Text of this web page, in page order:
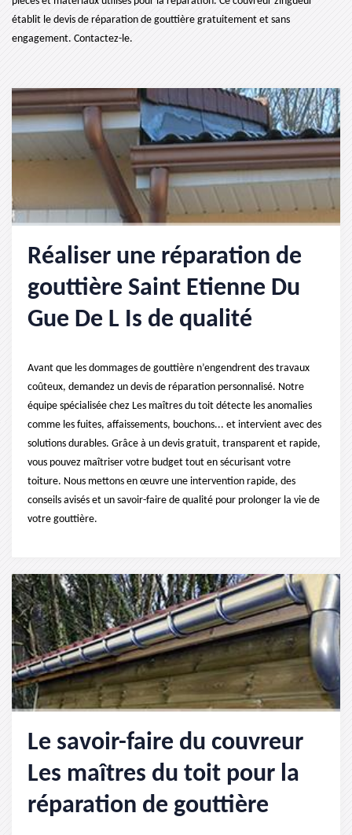
établit le devis de réparation de gouttière gratuitement et sans
engagement. Contactez-le.
Réaliser une réparation de
gouttière Saint Etienne Du
Gue De L Is de qualité
Avant que les dommages de gouttière n’engendrent des travaux
coûteux, demandez un devis de réparation personnalisé. Notre
équipe spécialisée chez Les maîtres du toit détecte les anomalies
comme les fuites, affaissements, bouchons... et intervient avec des
solutions durables. Grâce à un devis gratuit, transparent et rapide,
vous pouvez maîtriser votre budget tout en sécurisant votre
toiture. Nous mettons en œuvre une intervention rapide, des
conseils avisés et un savoir-faire de qualité pour prolonger la vie de
votre gouttière.
Le savoir-faire du couvreur
Les maîtres du toit pour la
réparation de gouttière